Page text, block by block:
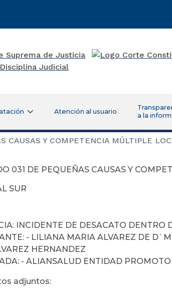
Atención al usuario
a la
CAUSAS Y COMPETENCIA MÚLTIPLE
031 DE PEQUEÑAS CAUSAS Y
SUR
INCIDENTE DE DESACATO DENTRO
- LILIANA MARIA ALVAREZ DE
HERNANDEZ
- ALIANSALUD ENTIDAD
adjuntos: